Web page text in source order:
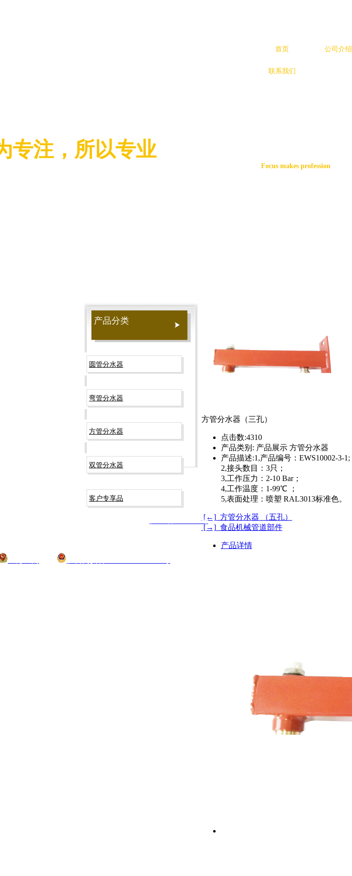
首页 公司介绍
联系我们
专注，所以专业
Focus makes profession
方管分水器（三孔）
点击数:4310
产品类别: 产品展示 方管分水器
产品描述:1,产品编号：EWS10002-3-1;
2,接头数目：3只；
3,工作压力：2-10 Bar；
4,工作温度：1-99℃ ；
5,表面处理：喷塑 RAL3013标准色。
[←] 方管分水器 （五孔）
[→] 食品机械管道部件
产品详情
圆管分水器
弯管分水器
方管分水器
双管分水器
客户专享品
产品分类
沪ICP备09003266号